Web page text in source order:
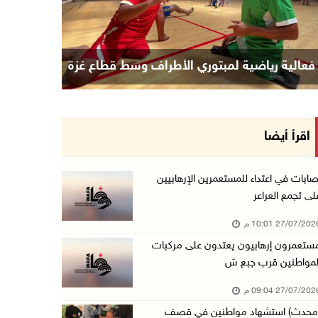
فعالية رياضية لمبتوري الأطراف وسط قطاع غزة
اقرأ أيضا
في اعتداء للمستعمرين الإرهابيين
تجمع العراعر
07/2026 10:01 م
إرهابيون يعتدون على مركبات
قرب جبع ش
07/2026 09:04 م
استشهاد مواطنين في قصف